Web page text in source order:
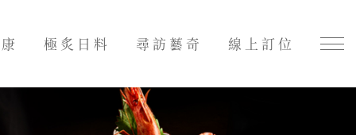
極炙日料 尋訪藝奇 線上訂位